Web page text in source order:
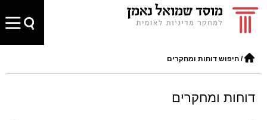
/ חיפוש דוחות ומחקרים
דוחות ומחקרים